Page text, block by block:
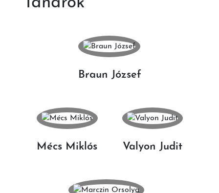
Braun József
Mécs Miklós Valyon Judit